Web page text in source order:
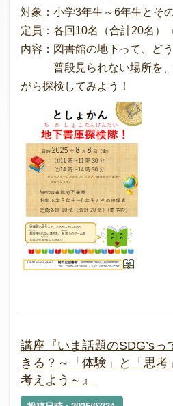
対象：小学3年生～6年生とそ
定員：各回10名（合計20名）
内容：図書館の地下って、ど
普段見られない場所を、
がら探検してみよう！
講座『いま話題のSDG’s
きる？～「体験」と「思考
考えよう～』